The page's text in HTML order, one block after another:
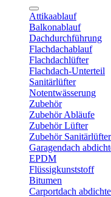
Attikaablauf
Balkonablauf
Dachdurchführung
Flachdachablauf
Flachdachlüfter
Flachdach-Unterteil
Sanitärlüfter
Notentwässerung
Zubehör
Zubehör Abläufe
Zubehör Lüfter
Zubehör Sanitärlüfter
Garagendach
EPDM
Flüssigkunststoff
Bitumen
Carportdach